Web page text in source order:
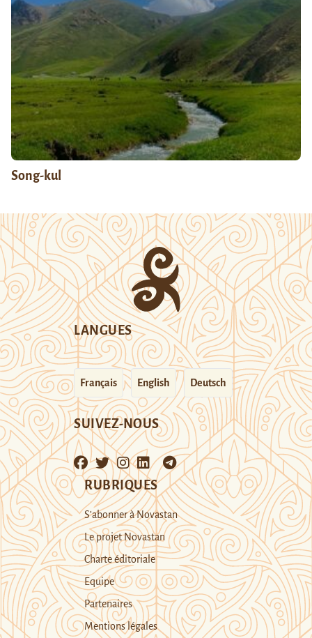
Song-kul
LANGUES
Français English Deutsch
SUIVEZ-NOUS
RUBRIQUES
S’abonner à Novastan
Le projet Novastan
Charte éditoriale
Equipe
Partenaires
Mentions légales